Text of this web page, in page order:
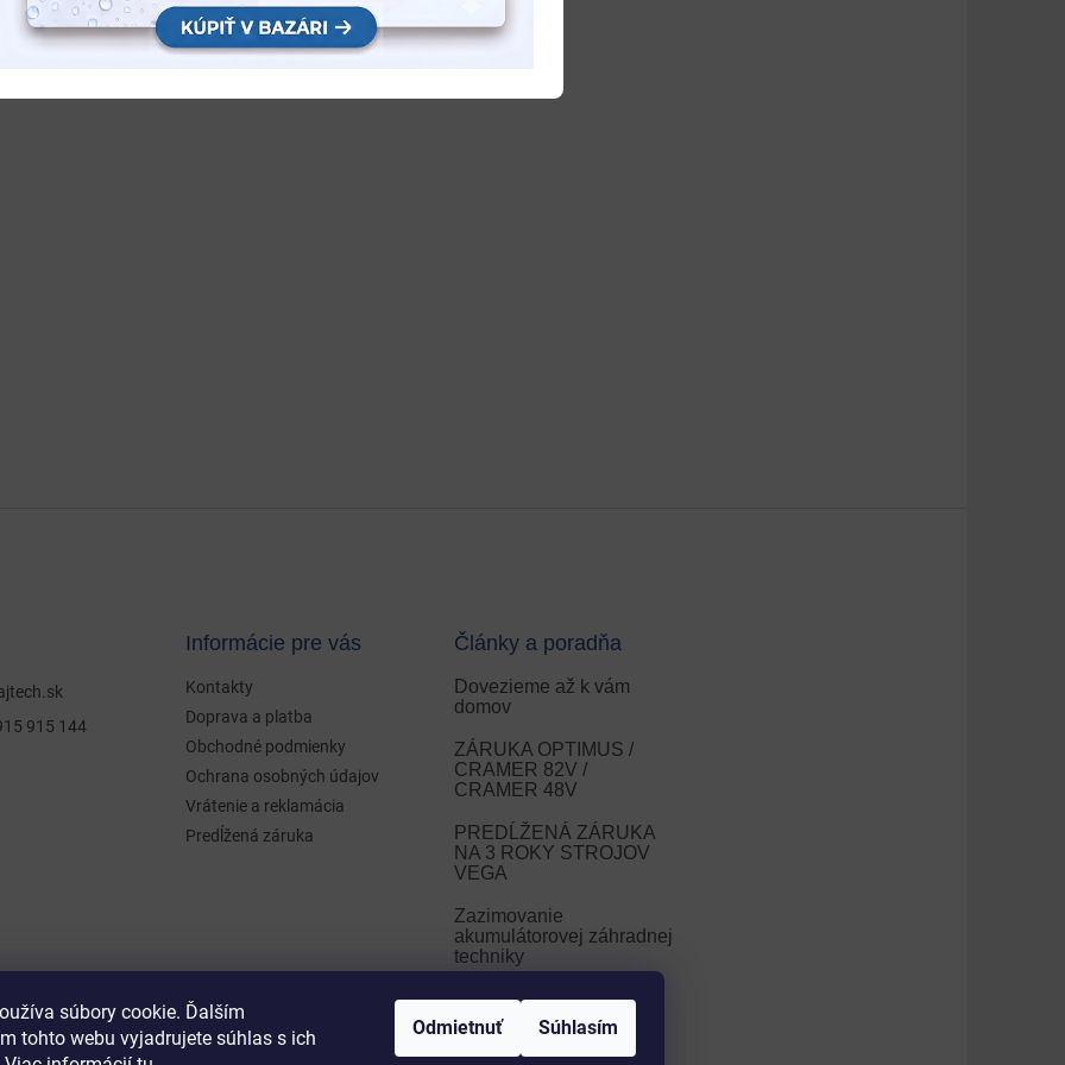
súbory cookie. Ďalším
tohto webu vyjadrujete súhlas s ich
Odmietnuť Súhlasím
915 144
Informácie pre vás
Kontakty
Doprava a platba
Obchodné podmienky
Ochrana osobných údajov
Vrátenie a reklamácia
Predĺžená záruka
Články a poradňa
Dovezieme až k vám
domov
ZÁRUKA OPTIMUS /
CRAMER 82V /
CRAMER 48V
PREDĹŽENÁ ZÁRUKA
NA 3 ROKY STROJOV
VEGA
Zazimovanie
akumulátorovej záhradnej
techniky
Zazimovanie trávnika
ARCHÍV